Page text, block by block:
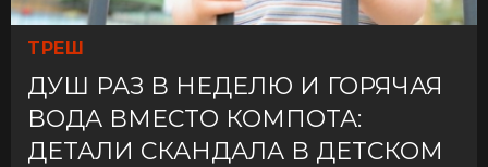
ТРЕШ
ДУШ РАЗ В НЕДЕЛЮ И ГОРЯЧАЯ
ВОДА ВМЕСТО КОМПОТА:
ДЕТАЛИ СКАНДАЛА В ДЕТСКОМ